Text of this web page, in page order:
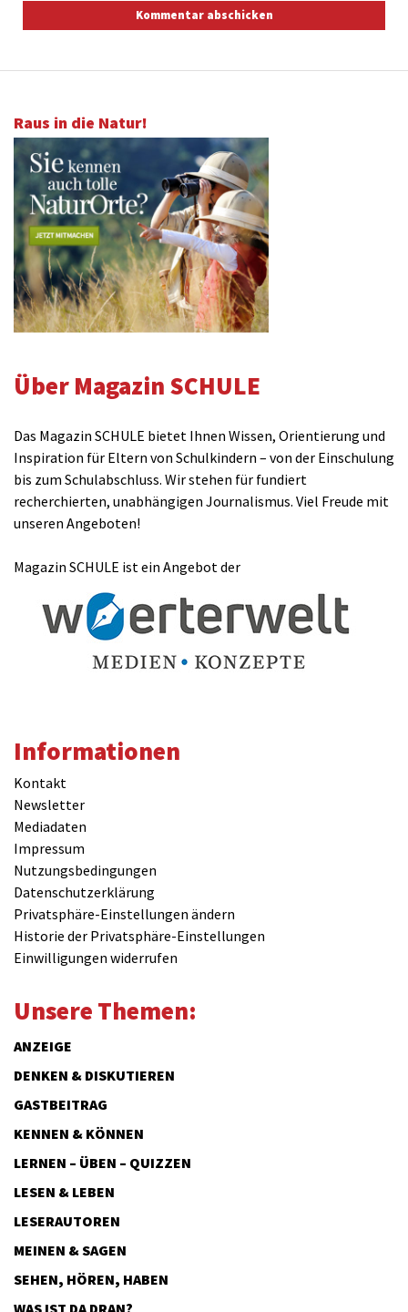
Raus in die Natur!
Über Magazin SCHULE
Das Magazin SCHULE bietet Ihnen Wissen, Orientierung und
Inspiration für Eltern von Schulkindern – von der Einschulung
bis zum Schulabschluss. Wir stehen für fundiert
recherchierten, unabhängigen Journalismus. Viel Freude mit
unseren Angeboten!
Magazin SCHULE ist ein Angebot der
Informationen
Kontakt
Newsletter
Mediadaten
Impressum
Nutzungsbedingungen
Datenschutzerklärung
Privatsphäre-Einstellungen ändern
Historie der Privatsphäre-Einstellungen
Einwilligungen widerrufen
Unsere Themen:
ANZEIGE
DENKEN & DISKUTIEREN
GASTBEITRAG
KENNEN & KÖNNEN
LERNEN – ÜBEN – QUIZZEN
LESEN & LEBEN
LESERAUTOREN
MEINEN & SAGEN
SEHEN, HÖREN, HABEN
WAS IST DA DRAN?